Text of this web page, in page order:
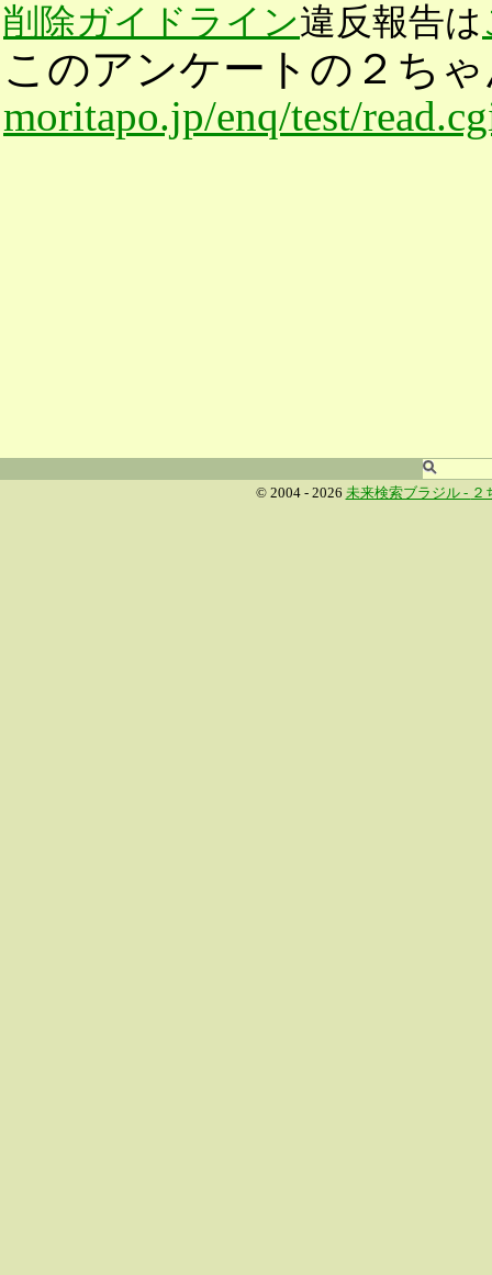
削除ガイドライン違反報告は
このアンケートの２ち
moritapo.jp/enq/test/
© 2004 - 2026 未来検索ブラジル - ２